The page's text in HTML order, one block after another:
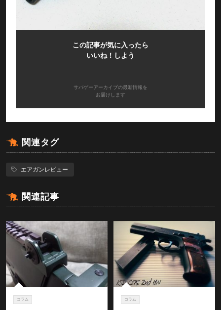
この記事が気に入ったら
いいね！しよう
サバゲーアーカイブの最新情報を
お届けします
関連タグ
エアガンレビュー
関連記事
コラム コラム